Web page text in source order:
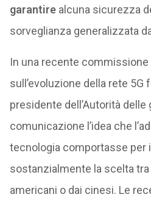
garantirealcuna sicurezza
sorveglianza generalizzata
In una recente commissione
sull’evoluzione della rete 5G
presidente dell’Autorità delle
comunicazione l’idea che
tecnologia comportasse per
sostanzialmente la scelta
americani o dai cinesi. Le